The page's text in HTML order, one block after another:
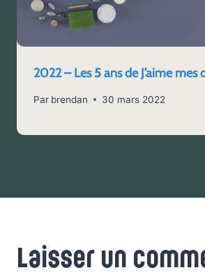
2022 – Les 5 ans de J’aime mes
Par brendan 30 mars 2022
Laisser un